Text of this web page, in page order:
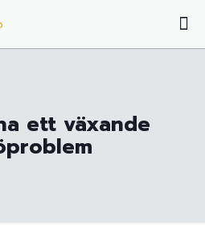
ett växande